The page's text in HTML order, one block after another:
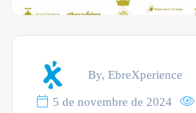
By, EbreXperience
5 de novembre de 2024